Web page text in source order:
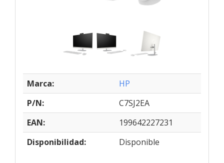
Marca:
HP
P/N:
C7SJ2EA
EAN:
199642227231
Disponibilidad:
Disponible